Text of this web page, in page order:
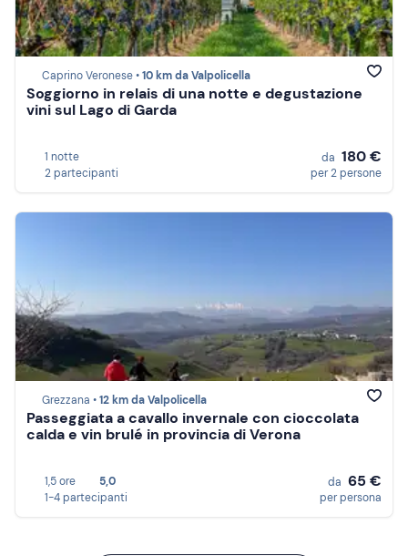
Caprino Veronese •10 km da Valpolicella
Soggiorno in relais di una notte e degustazione
vini sul Lago di Garda
1 notte
2 partecipanti
da 180 €
per 2 persone
Grezzana •12 km da Valpolicella
Passeggiata a cavallo invernale con cioccolata
calda e vin brulé in provincia di Verona
1,5 ore
5,0
1-4 partecipanti
da 65 €
per persona